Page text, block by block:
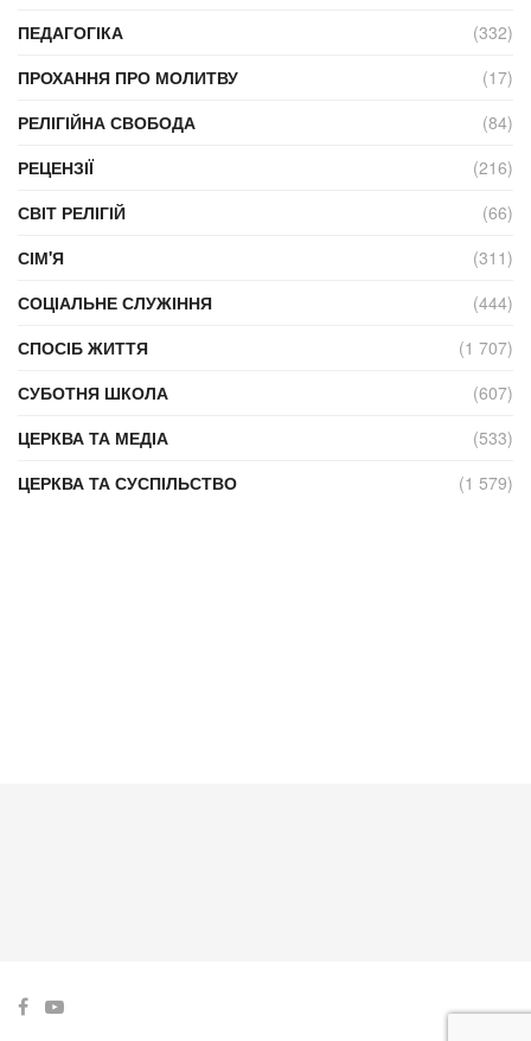
ПЕДАГОГІКА
(332)
ПРОХАННЯ ПРО МОЛИТВУ
(17)
РЕЛІГІЙНА СВОБОДА
(84)
РЕЦЕНЗІЇ
(216)
СВІТ РЕЛІГІЙ
(66)
СІМ'Я
(311)
СОЦІАЛЬНЕ СЛУЖІННЯ
(444)
СПОСІБ ЖИТТЯ
(1 707)
СУБОТНЯ ШКОЛА
(607)
ЦЕРКВА ТА МЕДІА
(533)
ЦЕРКВА ТА СУСПІЛЬСТВО
(1 579)